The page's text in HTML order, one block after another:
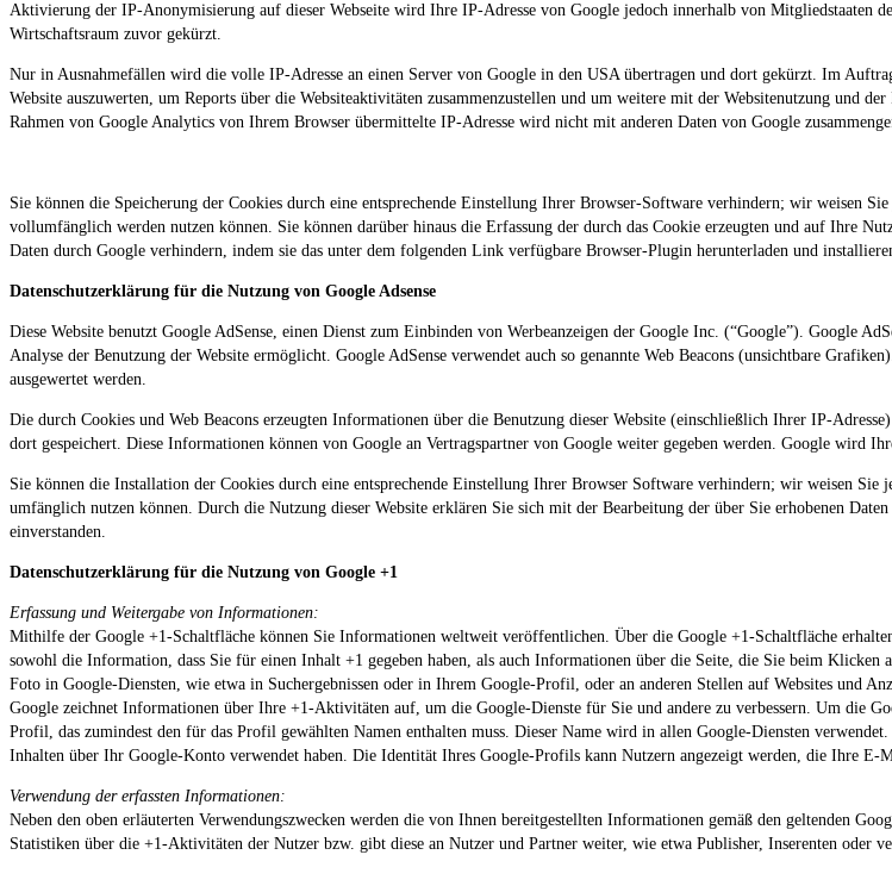
Aktivierung der IP-Anonymisierung auf dieser Webseite wird Ihre IP-Adresse von Google jedoch innerhalb von Mitgliedstaaten
Wirtschaftsraum zuvor gekürzt.
Nur in Ausnahmefällen wird die volle IP-Adresse an einen Server von Google in den USA übertragen und dort gekürzt. Im
Website auszuwerten, um Reports über die Websiteaktivitäten zusammenzustellen und um weitere mit der Websitenutzung und
Rahmen von Google Analytics von Ihrem Browser übermittelte IP-Adresse wird nicht mit anderen Daten von Google
Sie können die Speicherung der Cookies durch eine entsprechende Einstellung Ihrer Browser-Software verhindern; wir weisen
vollumfänglich werden nutzen können. Sie können darüber hinaus die Erfassung der durch das Cookie erzeugten und auf Ihre
Daten durch Google verhindern, indem sie das unter dem folgenden Link verfügbare Browser-Plugin herunterladen und
Datenschutzerklärung für die Nutzung von Google Adsense
Diese Website benutzt Google AdSense, einen Dienst zum Einbinden von Werbeanzeigen der Google Inc. (“Google”). Google
Analyse der Benutzung der Website ermöglicht. Google AdSense verwendet auch so genannte Web Beacons (unsichtbare
ausgewertet werden.
Die durch Cookies und Web Beacons erzeugten Informationen über die Benutzung dieser Website (einschließlich Ihrer IP-
dort gespeichert. Diese Informationen können von Google an Vertragspartner von Google weiter gegeben werden. Google wird
Sie können die Installation der Cookies durch eine entsprechende Einstellung Ihrer Browser Software verhindern; wir weisen
umfänglich nutzen können. Durch die Nutzung dieser Website erklären Sie sich mit der Bearbeitung der über Sie erhobenen
einverstanden.
Datenschutzerklärung für die Nutzung von Google +1
Erfassung und Weitergabe von Informationen:
Mithilfe der Google +1-Schaltfläche können Sie Informationen weltweit veröffentlichen. Über die Google +1-Schaltfläche
sowohl die Information, dass Sie für einen Inhalt +1 gegeben haben, als auch Informationen über die Seite, die Sie beim
Foto in Google-Diensten, wie etwa in Suchergebnissen oder in Ihrem Google-Profil, oder an anderen Stellen auf Websites und
Google zeichnet Informationen über Ihre +1-Aktivitäten auf, um die Google-Dienste für Sie und andere zu verbessern. Um die
Profil, das zumindest den für das Profil gewählten Namen enthalten muss. Dieser Name wird in allen Google-Diensten
Inhalten über Ihr Google-Konto verwendet haben. Die Identität Ihres Google-Profils kann Nutzern angezeigt werden, die Ihre
Verwendung der erfassten Informationen:
Neben den oben erläuterten Verwendungszwecken werden die von Ihnen bereitgestellten Informationen gemäß den geltenden
Statistiken über die +1-Aktivitäten der Nutzer bzw. gibt diese an Nutzer und Partner weiter, wie etwa Publisher, Inserenten oder